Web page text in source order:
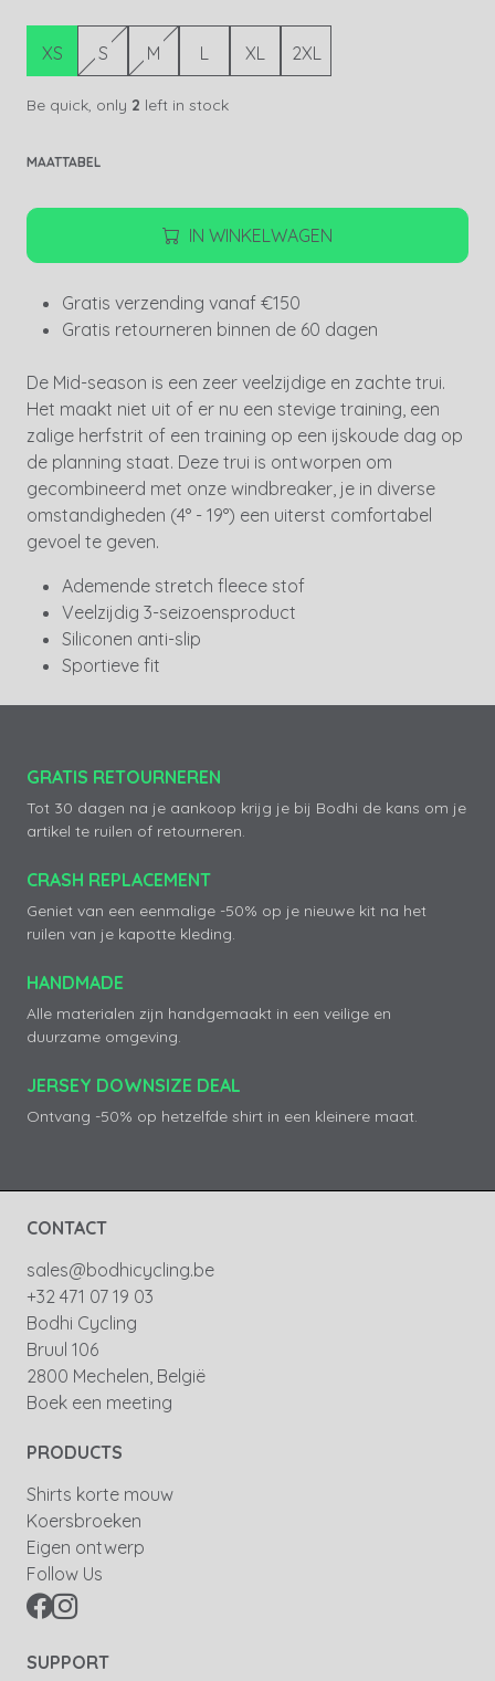
XS S M L XL 2XL
Be quick, only 2 left in stock
MAATTABEL
IN WINKELWAGEN
Gratis verzending vanaf €150
Gratis retourneren binnen de 60 dagen
De Mid-season is een zeer veelzijdige en zachte trui.
Het maakt niet uit of er nu een stevige training, een
zalige herfstrit of een training op een ijskoude dag op
de planning staat. Deze trui is ontworpen om
gecombineerd met onze windbreaker, je in diverse
omstandigheden (4° - 19°) een uiterst comfortabel
gevoel te geven.
Ademende stretch fleece stof
Veelzijdig 3-seizoensproduct
Siliconen anti-slip
Sportieve fit
GRATIS RETOURNEREN
Tot 30 dagen na je aankoop krijg je bij Bodhi de kans om je
artikel te ruilen of retourneren.
CRASH REPLACEMENT
Geniet van een eenmalige -50% op je nieuwe kit na het
ruilen van je kapotte kleding.
HANDMADE
Alle materialen zijn handgemaakt in een veilige en
duurzame omgeving.
JERSEY DOWNSIZE DEAL
Ontvang -50% op hetzelfde shirt in een kleinere maat.
CONTACT
sales@bodhicycling.be
+32 471 07 19 03
Bodhi Cycling
Bruul 106
2800 Mechelen, België
Boek een meeting
PRODUCTS
Shirts korte mouw
Koersbroeken
Eigen ontwerp
Follow Us
SUPPORT